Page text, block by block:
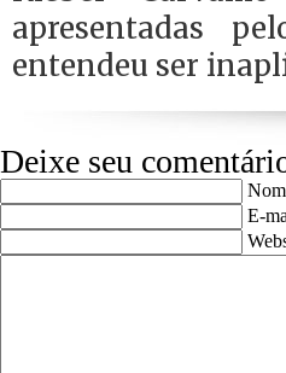
apresentadas
entendeu ser
Deixe seu
E-